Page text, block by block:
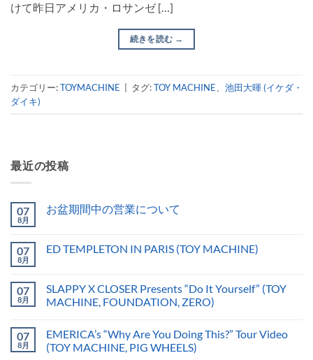
けて昨日アメリカ・ロサンゼ […]
続きを読む →
カテゴリー:TOYMACHINE タグ:TOY MACHINE
池田大暉 (イケダ・
ダイキ)
最近の投稿
07
8月
お盆期間中の営業について
07
8月
ED TEMPLETON IN PARIS (TOY MACHINE)
07
8月
SLAPPY X CLOSER Presents “Do It Yourself” (TOY
MACHINE, FOUNDATION, ZERO)
07
8月
EMERICA’s “Why Are You Doing This?” Tour Video
(TOY MACHINE, PIG WHEELS)